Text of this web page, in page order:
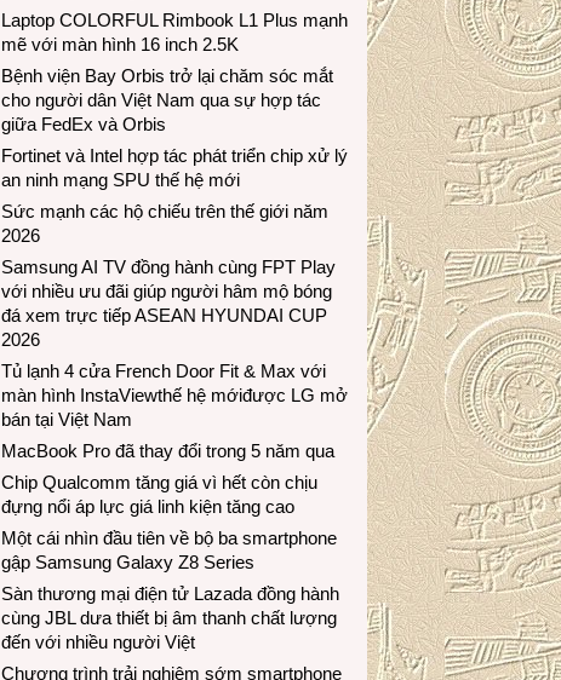
Laptop COLORFUL Rimbook L1 Plus mạnh
mẽ với màn hình 16 inch 2.5K
Bệnh viện Bay Orbis trở lại chăm sóc mắt
cho người dân Việt Nam qua sự hợp tác
giữa FedEx và Orbis
Fortinet và Intel hợp tác phát triển chip xử lý
an ninh mạng SPU thế hệ mới
Sức mạnh các hộ chiếu trên thế giới năm
2026
Samsung AI TV đồng hành cùng FPT Play
với nhiều ưu đãi giúp người hâm mộ bóng
đá xem trực tiếp ASEAN HYUNDAI CUP
2026
Tủ lạnh 4 cửa French Door Fit & Max với
màn hình InstaViewthế hệ mớiđược LG mở
bán tại Việt Nam
MacBook Pro đã thay đổi trong 5 năm qua
Chip Qualcomm tăng giá vì hết còn chịu
đựng nổi áp lực giá linh kiện tăng cao
Một cái nhìn đầu tiên về bộ ba smartphone
gập Samsung Galaxy Z8 Series
Sàn thương mại điện tử Lazada đồng hành
cùng JBL dưa thiết bị âm thanh chất lượng
đến với nhiều người Việt
Chương trình trải nghiệm sớm smartphone